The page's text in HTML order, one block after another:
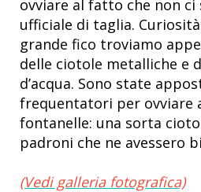
ovviare al fatto che non ci
ufficiale di taglia.
grande fico troviamo
delle ciotole metalliche e
d’acqua. Sono state
frequentatori per ovviare
fontanelle: una sorta
padroni che ne avessero
(Vedi galleria fotografica)